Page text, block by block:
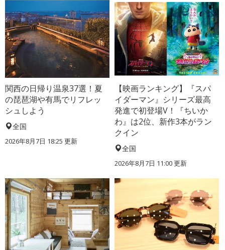
関西の日帰り温泉37選！夏
の琵琶湖や有馬でリフレッ
シュしよう
全国
2026年8月7日 18:25 更新
【映画ランキング】『スパ
イダーマン』シリーズ最高
発進で初登場V！『ちいか
わ』は2位、新作3本がラン
クイン
全国
2026年8月7日 11:00更新